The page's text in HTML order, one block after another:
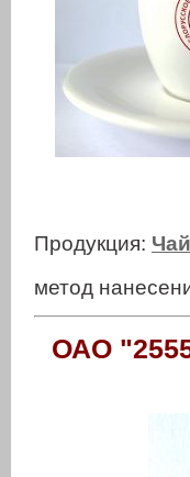
Продукция:
метод
ОАО